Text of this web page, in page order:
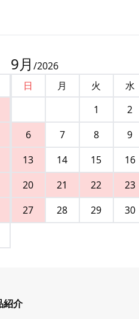
9月 /2026
日
月 火 水
1
2
6
7 8 9
13
14 15 16
20
21 22 23
27
28 29 30
紹介